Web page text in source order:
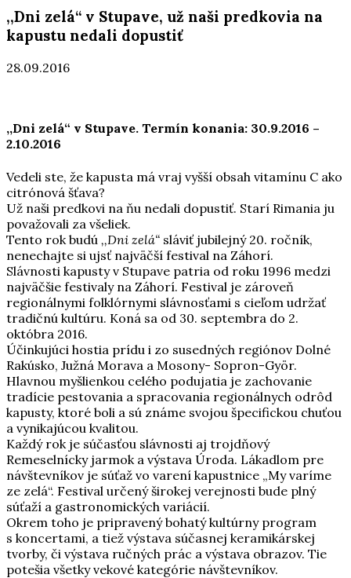
,,Dni zelá“ v Stupave, už naši predkovia na
kapustu nedali dopustiť
28.09.2016
,,Dni zelá“ v Stupave. Termín konania: 30.9.2016 –
2.10.2016
Vedeli ste, že kapusta má vraj vyšší obsah vitamínu C ako
citrónová šťava?
Už naši predkovi na ňu nedali dopustiť. Starí Rimania ju
považovali za všeliek.
Tento rok budú ,,Dni zelá“ sláviť jubilejný 20. ročník,
nenechajte si ujsť najväčší festival na Záhorí.
Slávnosti kapusty v Stupave patria od roku 1996 medzi
najväčšie festivaly na Záhorí. Festival je zároveň
regionálnymi folklórnymi slávnosťami s cieľom udržať
tradičnú kultúru. Koná sa od 30. septembra do 2.
októbra 2016.
Účinkujúci hostia prídu i zo susedných regiónov Dolné
Rakúsko, Južná Morava a Mosony- Sopron-Györ.
Hlavnou myšlienkou celého podujatia je zachovanie
tradície pestovania a spracovania regionálnych odrôd
kapusty, ktoré boli a sú známe svojou špecifickou chuťou
a vynikajúcou kvalitou.
Každý rok je súčasťou slávnosti aj trojdňový
Remeselnícky jarmok a výstava Úroda. Lákadlom pre
návštevníkov je súťaž vo varení kapustnice „My varíme
ze zelá“. Festival určený širokej verejnosti bude plný
súťaží a gastronomických variácií.
Okrem toho je pripravený bohatý kultúrny program
s koncertami, a tiež výstava súčasnej keramikárskej
tvorby, či výstava ručných prác a výstava obrazov. Tie
potešia všetky vekové kategórie návštevníkov.